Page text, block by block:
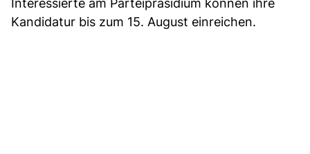
Interessierte am Parteipräsidium können ihre
Kandidatur bis zum 15. August einreichen.